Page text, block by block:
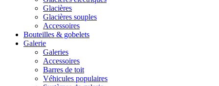
Glacières
Glacières souples
Accessoires
Bouteilles & gobelets
Galerie
Galeries
Accessoires
Barres de toit
Véhicules populaires